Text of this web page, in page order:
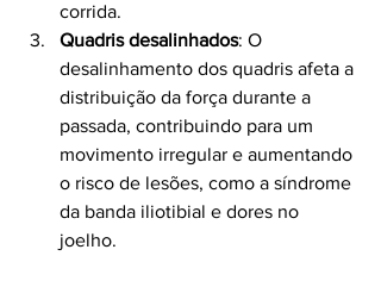
corrida.
Quadris desalinhados: O
desalinhamento dos quadris afeta a
distribuição da força durante a
passada, contribuindo para um
movimento irregular e aumentando
o risco de lesões, como a síndrome
da banda iliotibial e dores no
joelho.